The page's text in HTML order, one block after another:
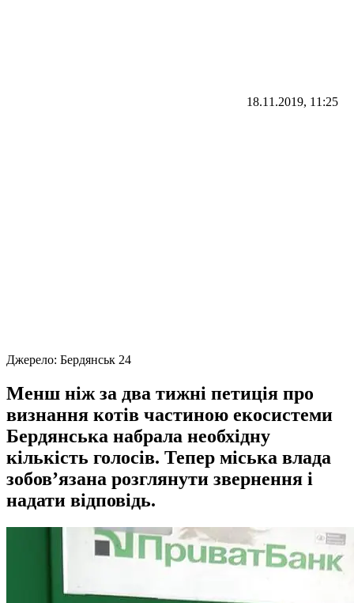
18.11.2019, 11:25
Джерело: Бердянськ 24
Менш ніж за два тижні петиція про
визнання котів частиною екосистеми
Бердянська набрала необхідну
кількість голосів. Тепер міська влада
зобов’язана розглянути звернення і
надати відповідь.